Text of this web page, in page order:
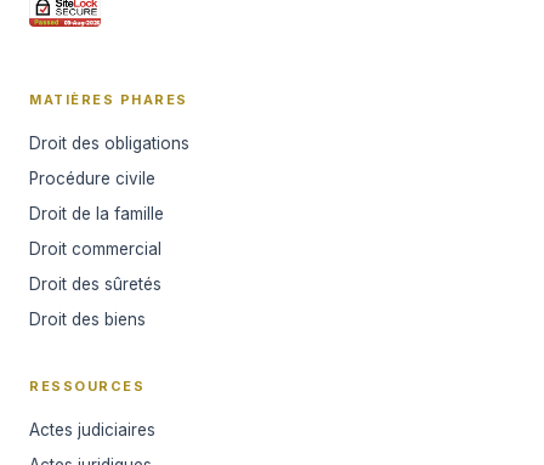
MATIÈRES PHARES
Droit des obligations
Procédure civile
Droit de la famille
Droit commercial
Droit des sûretés
Droit des biens
RESSOURCES
Actes judiciaires